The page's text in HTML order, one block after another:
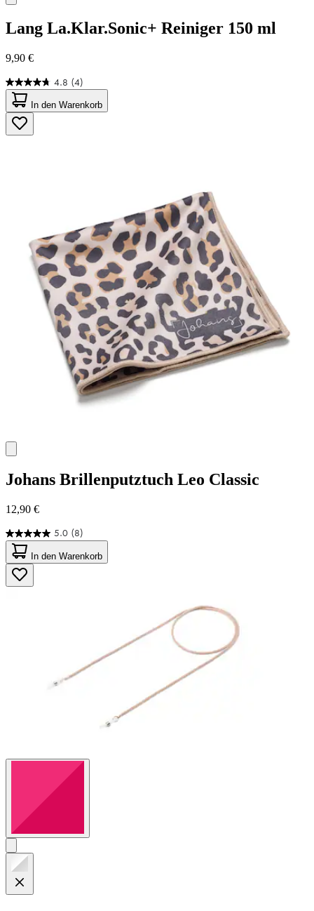
Lang La.Klar.Sonic+ Reiniger 150 ml
9,90 €
4.8 (4)
4.8
von
5
Sternen.
4
In den Warenkorb
Johans Brillenputztuch Leo Classic
12,90 €
5.0 (8)
5.0
von
5
Sternen.
8
In den Warenkorb